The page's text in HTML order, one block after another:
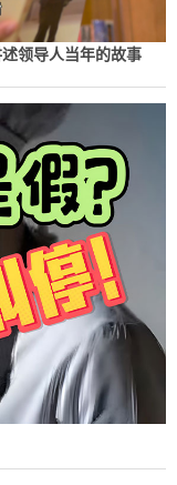
领导人当年的故事